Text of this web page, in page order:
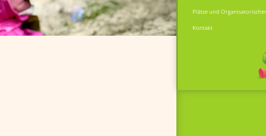
Plätze und
Kontakt